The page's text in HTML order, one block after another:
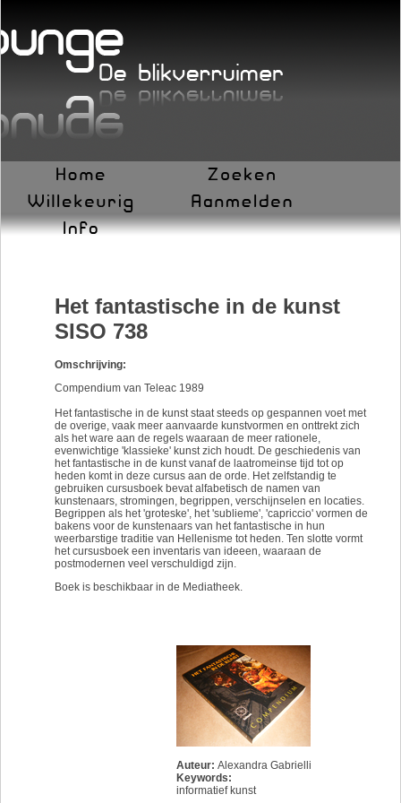
Het fantastische in de kunst
SISO 738
Omschrijving:
Compendium van Teleac 1989
Het fantastische in de kunst staat steeds op gespannen voet met
de overige, vaak meer aanvaarde kunstvormen en onttrekt zich
als het ware aan de regels waaraan de meer rationele,
evenwichtige 'klassieke' kunst zich houdt. De geschiedenis van
het fantastische in de kunst vanaf de laatromeinse tijd tot op
heden komt in deze cursus aan de orde. Het zelfstandig te
gebruiken cursusboek bevat alfabetisch de namen van
kunstenaars, stromingen, begrippen, verschijnselen en locaties.
Begrippen als het 'groteske', het 'sublieme', 'capriccio' vormen de
bakens voor de kunstenaars van het fantastische in hun
weerbarstige traditie van Hellenisme tot heden. Ten slotte vormt
het cursusboek een inventaris van ideeen, waaraan de
postmodernen veel verschuldigd zijn.
Boek is beschikbaar in de Mediatheek.
Auteur: Alexandra Gabrielli
Keywords:
informatief kunst